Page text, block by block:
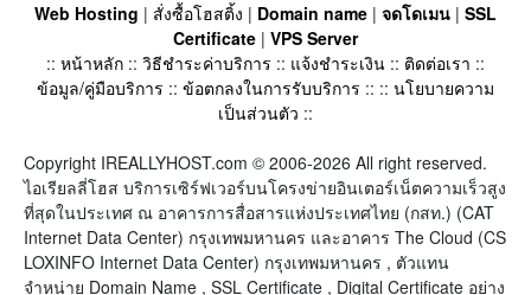
Web Hosting | สั่งซื้อโฮสติ้ง | Domain name | จดโดเมน | SSL
Certificate | VPS Server
:: หน้าหลัก :: วิธีชำระค่าบริการ :: แจ้งชำระเงิน :: ติดต่อเรา ::
ข้อมูล/คู่มือบริการ :: ข้อตกลงในการรับบริการ :: :: นโยบายความ
เป็นส่วนตัว ::
Copyright IREALLYHOST.com © 2006-2026 All right reserved.
ไอเรียลลี่โฮส บริการเซิร์ฟเวอร์บนโครงข่ายอินเตอร์เน็ตความเร็วสูง
ที่สุดในประเทศ ณ อาคารการสื่อสารแห่งประเทศไทย (กสท.) (CAT
Internet Data Center) กรุงเทพมหานคร และอาคาร The Cloud (CS
LOXINFO Internet Data Center) กรุงเทพมหานคร , ตัวแทน
จำหน่าย Domain Name , SSL Certificate , Digital Certificate อย่าง